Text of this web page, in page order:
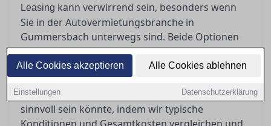
Alle Cookies akzeptieren Alle Cookies ablehnen
Einstellungen Datenschutzerklärung
Leasing kann verwirrend sein, besonders wenn
Sie in der Autovermietungsbranche in
Gummersbach unterwegs sind. Beide Optionen
haben spezifische Vorteile und unterschiedliche
Kostenstrukturen, die je nach individueller
Nutzung und Bedarf variieren können. In diesem
Artikel beleuchten wir, welche Option für Sie
sinnvoll sein könnte, indem wir typische